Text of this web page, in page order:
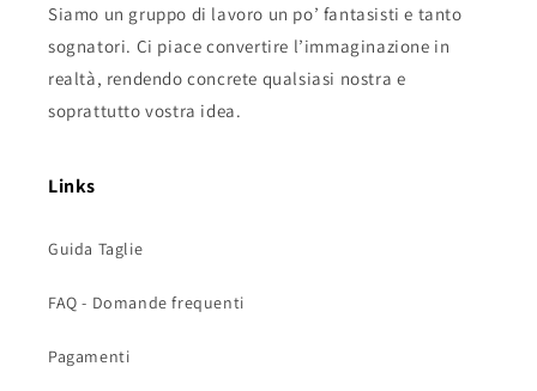
Siamo un gruppo di lavoro un po’ fantasisti e tanto
sognatori. Ci piace convertire l’immaginazione in
realtà, rendendo concrete qualsiasi nostra e
soprattutto vostra idea.
Links
Guida Taglie
FAQ - Domande frequenti
Pagamenti